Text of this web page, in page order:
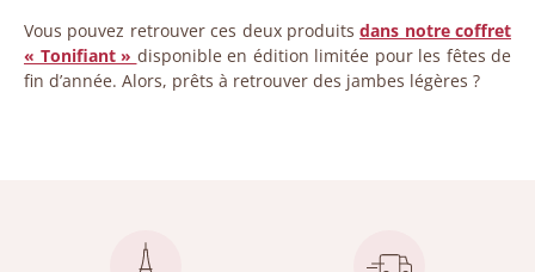
Vous pouvez retrouver ces deux produitsdans notre coffret
« Tonifiant » disponible en édition limitée pour les fêtes de
fin d’année. Alors, prêts à retrouver des jambes légères ?